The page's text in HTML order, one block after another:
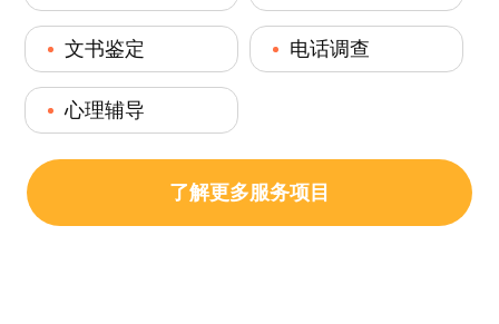
文书鉴定 电话调查
心理辅导
了解更多服务项目